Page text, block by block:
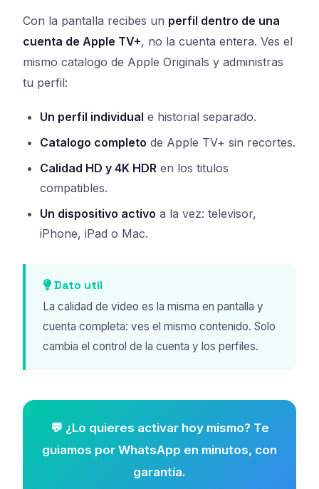
Con la pantalla recibes un perfil dentro de una
cuenta de Apple TV+, no la cuenta entera. Ves el
mismo catalogo de Apple Originals y administras
tu perfil:
Un perfil individual e historial separado.
Catalogo completo de Apple TV+ sin recortes.
Calidad HD y 4K HDR en los titulos
compatibles.
Un dispositivo activo a la vez: televisor,
iPhone, iPad o Mac.
Dato util
La calidad de video es la misma en pantalla y
cuenta completa: ves el mismo contenido. Solo
cambia el control de la cuenta y los perfiles.
💬 ¿Lo quieres activar hoy mismo? Te
guiamos por WhatsApp en minutos, con
garantía.